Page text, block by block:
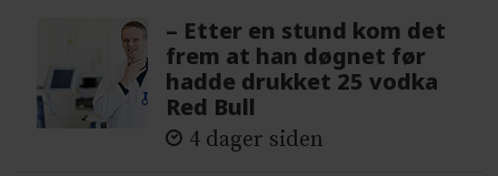
– Etter en stund kom det
frem at han døgnet før
hadde drukket 25 vodka
Red Bull
4 dager siden